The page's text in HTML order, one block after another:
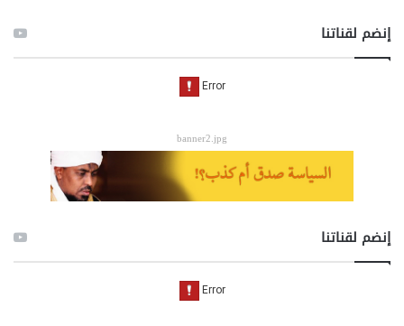
إنضم لقناتنا
banner2.jpg
إنضم لقناتنا